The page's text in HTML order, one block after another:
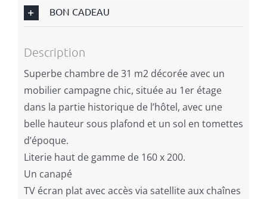
BON CADEAU
Description
Superbe chambre de 31 m2 décorée avec un
mobilier campagne chic, située au 1er étage
dans la partie historique de l’hôtel, avec une
belle hauteur sous plafond et un sol en tomettes
d’époque.
Literie haut de gamme de 160 x 200.
Un canapé
TV écran plat avec accès via satellite aux chaînes